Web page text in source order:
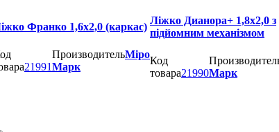
Франко 1,6х2,0 (каркас)
21991
ПроизводительМіро
Марк
Ліжко Дианора+ 1,8х2,0 з
підйомним механізмом
Код
товара21990Марк